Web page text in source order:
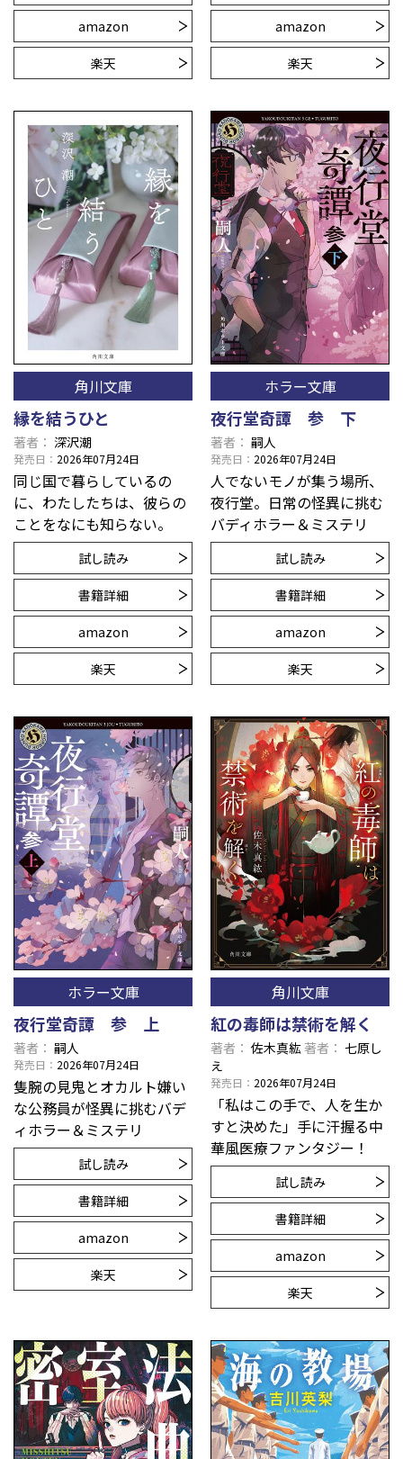
amazon
楽天
amazon
楽天
角川文庫
縁を結うひと
著者 深沢潮
発売日 2026年07月24日
同じ国で暮らしているの
に、わたしたちは、彼らの
ことをなにも知らない。
試し読み
書籍詳細
amazon
楽天
ホラー文庫
夜行堂奇譚 参 下
著者 嗣人
発売日 2026年07月24日
人でないモノが集う場所、
夜行堂。日常の怪異に挑む
バディホラー＆ミステリ
試し読み
書籍詳細
amazon
楽天
ホラー文庫
夜行堂奇譚 参 上
著者 嗣人
発売日 2026年07月24日
隻腕の見鬼とオカルト嫌い
な公務員が怪異に挑むバデ
ィホラー＆ミステリ
試し読み
書籍詳細
amazon
楽天
角川文庫
紅の毒師は禁術を解く
著者 佐木真紘著者
七原し
え
発売日 2026年07月24日
「私はこの手で、人を生か
すと決めた」手に汗握る中
華風医療ファンタジー！
試し読み
書籍詳細
amazon
楽天